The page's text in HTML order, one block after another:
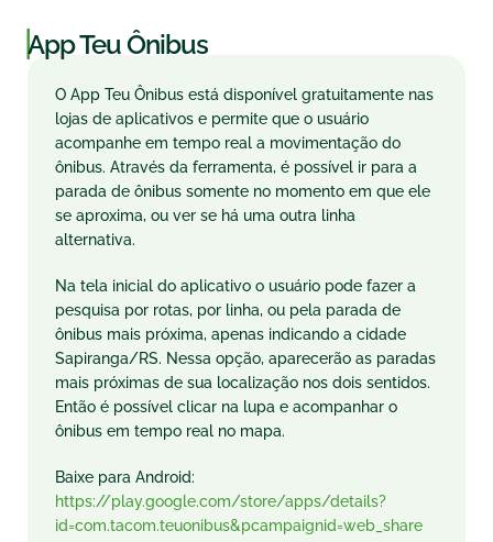
|App Teu Ônibus
O App Teu Ônibus está disponível gratuitamente nas
lojas de aplicativos e permite que o usuário
acompanhe em tempo real a movimentação do
ônibus. Através da ferramenta, é possível ir para a
parada de ônibus somente no momento em que ele
se aproxima, ou ver se há uma outra linha
alternativa.
Na tela inicial do aplicativo o usuário pode fazer a
pesquisa por rotas, por linha, ou pela parada de
ônibus mais próxima, apenas indicando a cidade
Sapiranga/RS. Nessa opção, aparecerão as paradas
mais próximas de sua localização nos dois sentidos.
Então é possível clicar na lupa e acompanhar o
ônibus em tempo real no mapa.
Baixe para Android:
https://play.google.com/store/apps/details?
id=com.tacom.teuonibus&pcampaignid=web_share